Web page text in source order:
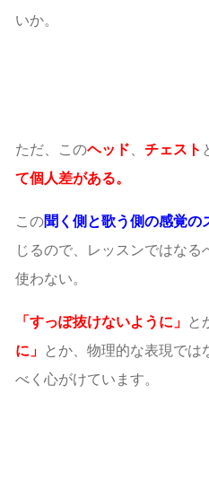
いか。
ただ、このヘッド チェスト
て個人差がある。
この聞く側と歌う側の感覚の
じるので、レッスンではなる
使わない。
「すっぽ抜けないように」 と
に」
とか、物理的な表現では
べく心がけています。